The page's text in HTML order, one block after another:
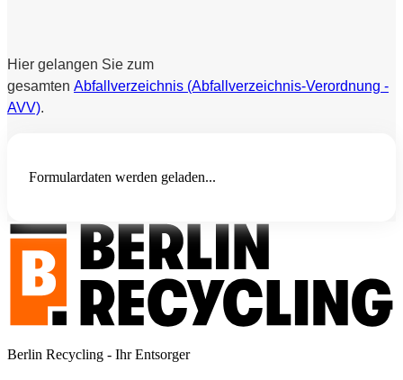
Hier gelangen Sie zum
gesamten Abfallverzeichnis (Abfallverzeichnis-Verordnung -
AVV).
Formulardaten werden geladen...
Berlin Recycling - Ihr Entsorger